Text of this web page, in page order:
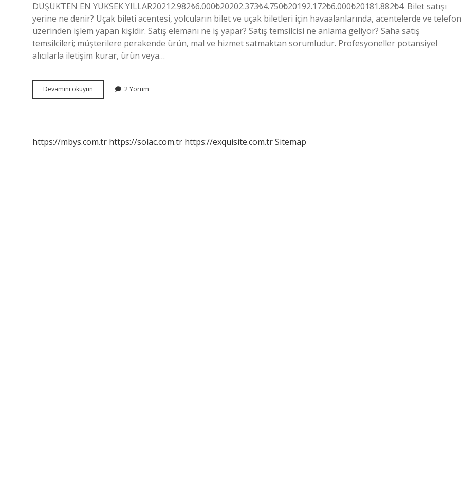
DÜŞÜKTEN EN YÜKSEK YILLAR20212.982₺6.000₺20202.373₺4.750₺20192.172₺6.000₺20181.882₺4. Bilet satışı
yerine ne denir? Uçak bileti acentesi, yolcuların bilet ve uçak biletleri için havaalanlarında, acentelerde ve telefon
üzerinden işlem yapan kişidir. Satış elemanı ne iş yapar? Satış temsilcisi ne anlama geliyor? Saha satış
temsilcileri; müşterilere perakende ürün, mal ve hizmet satmaktan sorumludur. Profesyoneller potansiyel
alıcılarla iletişim kurar, ürün veya…
Devamını okuyun
Satış
2 Yorum
https://mbys.com.tr https://solac.com.tr https://exquisite.com.trSitemap